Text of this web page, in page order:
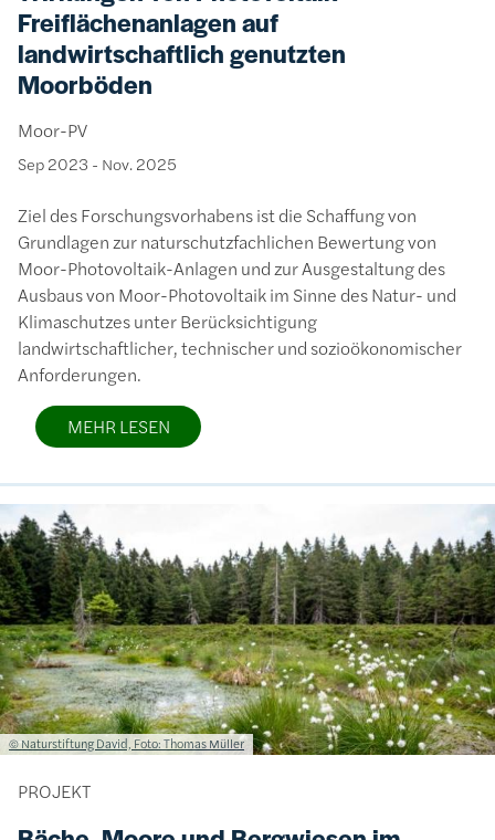
Freiflächenanlagen auf
landwirtschaftlich genutzten
Moorböden
Moor-PV
Sep 2023 - Nov. 2025
Ziel des Forschungsvorhabens ist die Schaffung von
Grundlagen zur naturschutzfachlichen Bewertung von
Moor-Photovoltaik-Anlagen und zur Ausgestaltung des
Ausbaus von Moor-Photovoltaik im Sinne des Natur- und
Klimaschutzes unter Berücksichtigung
landwirtschaftlicher, technischer und sozioökonomischer
Anforderungen.
MEHR LESEN
Bild
Lizenzinformationen einschließlich Urheberrecht
© Naturstiftung David, Foto: Thomas Müller
PROJEKT